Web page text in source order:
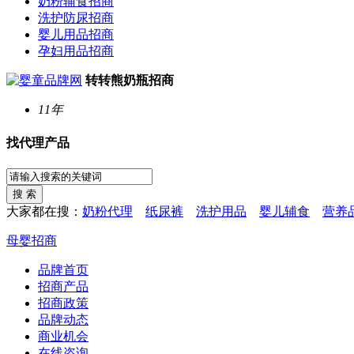
洗护防尿招商
婴儿用品招商
孕妇用品招商
转转熊奶瓶招商
11年
找代理产品
大家都在搜： 奶粉代理 纸尿裤 洗护用品 婴儿辅食 营养
母婴招商
品牌首页
招商产品
招商政策
品牌动态
商业机会